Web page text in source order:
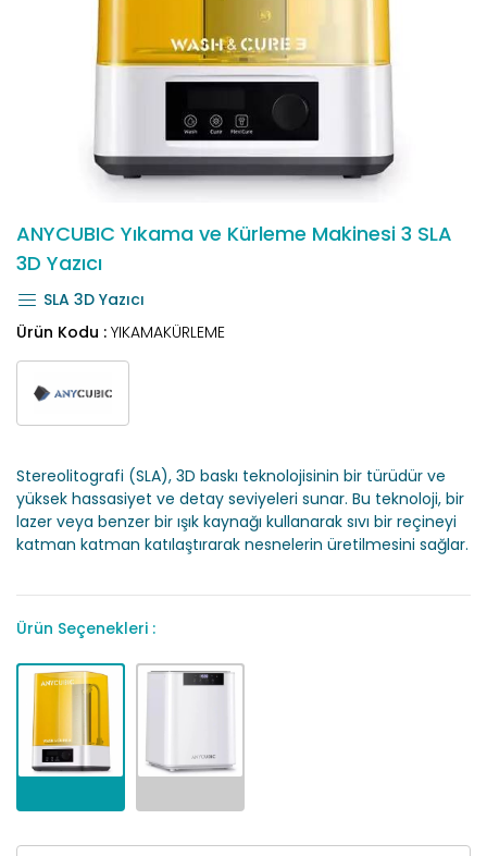
ANYCUBIC Yıkama ve Kürleme Makinesi 3 SLA
3D Yazıcı
SLA 3D Yazıcı
Ürün Kodu : YIKAMAKÜRLEME
Stereolitografi (SLA), 3D baskı teknolojisinin bir türüdür ve
yüksek hassasiyet ve detay seviyeleri sunar. Bu teknoloji, bir
lazer veya benzer bir ışık kaynağı kullanarak sıvı bir reçineyi
katman katman katılaştırarak nesnelerin üretilmesini sağlar.
Ürün Seçenekleri :